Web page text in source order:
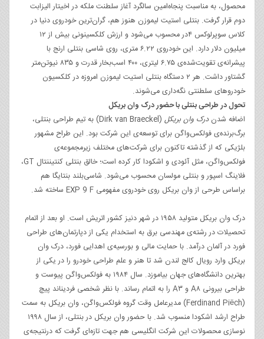
محصول، به مناسبت پنجاه‌امین سالگرد آغاز سلطنت ملکه در اخیتار الیزابت
دوم قرار گرفت. بنتلی استیت لیموزن هنوز هم، گران‌ترین خودروی دنیا در
کلاس سوپرلوکس ۴‌در محسوب می‌شود و ارزش کلکسینونی بیش از ۱۲
میلیون دلار دارد. این خودروی ۶.۲۲ متری، روی شاسی بنتلی ارنج با
پیشرانه‌ی تقویت‌شده‌ی ۶.۷۵ لیتری، ۴۰۰ اسب‌بخار قدرت و ۸۳۵ نیوتن‌متر
گشتاور داشت. هر ۲ دستگاه بنتلی استیت لیموزن امروزه در کلکسیون
خودروهای سلطنتی نگه‌داری می‌شوند.
تحول در طراحی بنتلی با حضور درک وان بریکل
اضافه شدندرک وان بریکل
(Dirk van Braeckel) به تیم طراحی بنتلی،
برگ‌برنده‌ی فولکس‌واگن برای توسعه‌ی این شرکت بود. این طراح مشهور
بلژیکی که از گذشته تاکنون برای شرکت‌های مختلف زیرمجموعه‌ی
فولکس‌واگن، مثل آئودی و اشکودا کار کرده است؛ خالق بنتلی کنتیننتال GT،
فلاینگ اسپور و بنتلی مولسان محسوب می‌شود. شاسی‌بلند بنتایگا هم
براساس طرحی از وان بریکل روی خودروی مفهومی EXP 9 F ساخته شد.
درک وان بریکل متولید ۱۹۵۸ در شهر دنیز کشور اتریش است. او بعد از اتمام
تحصیلات در رشته‌ی مهندسی برق به استخدام یکی از دپارتمان‌های طراحی
فورد در آلمان درآمد. با حمایت مالی و بورسیه‌ی اهدایی فورد، درک وان
بریکل وارد رویال کالج لندن شد تا هنر و علم طراحی خودرو را در یکی از
بهترین دانشگاه‌های جهان بیاموزد. سال ۱۹۸۴ به فولکس‌واگن پیوست و
طراحی بیرونی A۸ و A۳ را به اتمام رساند. با نظر شخصی فردیناند پیچ
(Ferdinand Piëch) مدیرعامل وقت گروه فولکس‌واگن، وان بریکل به سمت
طراح ارشد اشکودا منسوب شد. با حضور وان بریکل در بنتلی، از سال ۱۹۹۸
نوسازی محصولات این شرکت انگلیسی هم جهت تازه‌ای گرفت که درنتیجه‌ی